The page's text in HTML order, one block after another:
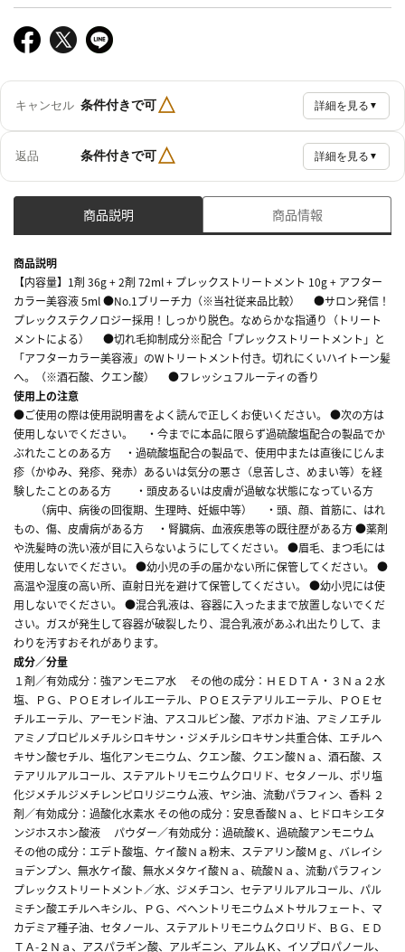
キャンセル 条件付きで可△ 詳細を見る ▼
返品 条件付きで可△ 詳細を見る ▼
商品説明 商品情報
商品説明
【内容量】1剤 36g + 2剤 72ml + プレックストリートメント 10g + アフター
カラー美容液 5ml ●No.1ブリーチ力（※当社従来品比較） ●サロン発信！
プレックステクノロジー採用！しっかり脱色。なめらかな指通り（トリート
メントによる） ●切れ毛抑制成分※配合「プレックストリートメント」と
「アフターカラー美容液」のWトリートメント付き。切れにくいハイトーン髪
へ。（※酒石酸、クエン酸） ●フレッシュフルーティの香り
使用上の注意
●ご使用の際は使用説明書をよく読んで正しくお使いください。 ●次の方は
使用しないでください。 ・今までに本品に限らず過硫酸塩配合の製品でか
ぶれたことのある方 ・過硫酸塩配合の製品で、使用中または直後にじんま
疹（かゆみ、発疹、発赤）あるいは気分の悪さ（息苦しさ、めまい等）を経
験したことのある方 ・頭皮あるいは皮膚が過敏な状態になっている方
（病中、病後の回復期、生理時、妊娠中等） ・頭、顔、首筋に、はれ
もの、傷、皮膚病がある方 ・腎臓病、血液疾患等の既往歴がある方 ●薬剤
や洗髪時の洗い液が目に入らないようにしてください。 ●眉毛、まつ毛には
使用しないでください。 ●幼小児の手の届かない所に保管してください。 ●
高温や湿度の高い所、直射日光を避けて保管してください。 ●幼小児には使
用しないでください。 ●混合乳液は、容器に入ったままで放置しないでくだ
さい。ガスが発生して容器が破裂したり、混合乳液があふれ出たりして、ま
わりを汚すおそれがあります。
成分／分量
１剤／有効成分：強アンモニア水 その他の成分：ＨＥＤＴＡ・３Ｎａ２水
塩、ＰＧ、ＰＯＥオレイルエーテル、ＰＯＥステアリルエーテル、ＰＯＥセ
チルエーテル、アーモンド油、アスコルビン酸、アボカド油、アミノエチル
アミノプロピルメチルシロキサン・ジメチルシロキサン共重合体、エチルヘ
キサン酸セチル、塩化アンモニウム、クエン酸、クエン酸Ｎａ、酒石酸、ス
テアリルアルコール、ステアルトリモニウムクロリド、セタノール、ポリ塩
化ジメチルジメチレンピロリジニウム液、ヤシ油、流動パラフィン、香料 ２
剤／有効成分：過酸化水素水 その他の成分：安息香酸Ｎａ、ヒドロキシエタ
ンジホスホン酸液 パウダー／有効成分：過硫酸Ｋ、過硫酸アンモニウム
その他の成分：エデト酸塩、ケイ酸Ｎａ粉末、ステアリン酸Ｍｇ、バレイシ
ョデンプン、無水ケイ酸、無水メタケイ酸Ｎａ、硫酸Ｎａ、流動パラフィン
プレックストリートメント／水、ジメチコン、セテアリルアルコール、パル
ミチン酸エチルヘキシル、ＰＧ、ベヘントリモニウムメトサルフェート、マ
カデミア種子油、セタノール、ステアルトリモニウムクロリド、ＢＧ、ＥＤ
ＴＡ-２Ｎａ、アスパラギン酸、アルギニン、アルムＫ、イソプロパノール、